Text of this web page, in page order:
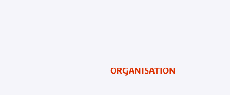
ORGANISATION